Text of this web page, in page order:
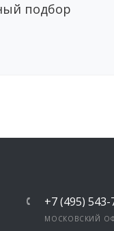
подбор
+7 (495) 543-
МОСКОВСКИЙ